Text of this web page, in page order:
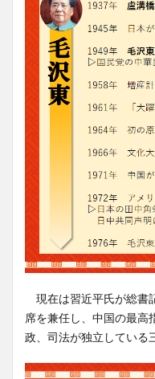
現在は習近平氏が総書
席を兼任し、中国の最高
政、司法が独立している